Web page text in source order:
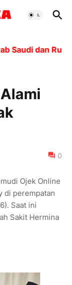
dan Rusia,
0
Ojek Online
di perempatan
Saat ini
Sakit Hermina